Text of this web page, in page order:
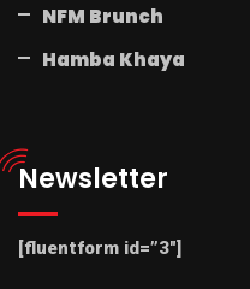
NFM Brunch
Hamba Khaya
Newsletter
[fluentform id=”3″]